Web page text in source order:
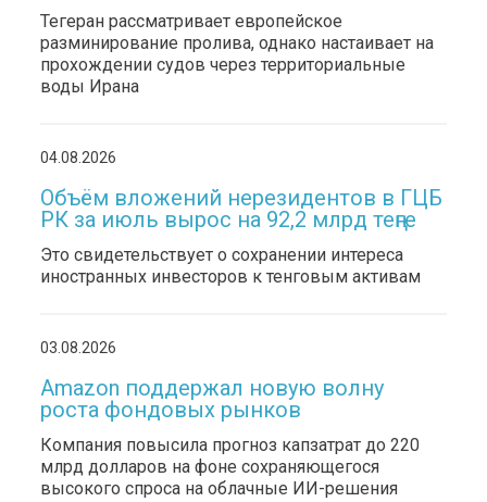
Тегеран рассматривает европейское
разминирование пролива, однако настаивает на
прохождении судов через территориальные
воды Ирана
04.08.2026
Объём вложений нерезидентов в ГЦБ
РК за июль вырос на 92,2 млрд теңге
Это свидетельствует о сохранении интереса
иностранных инвесторов к тенговым активам
03.08.2026
Amazon поддержал новую волну
роста фондовых рынков
Компания повысила прогноз капзатрат до 220
млрд долларов на фоне сохраняющегося
высокого спроса на облачные ИИ-решения